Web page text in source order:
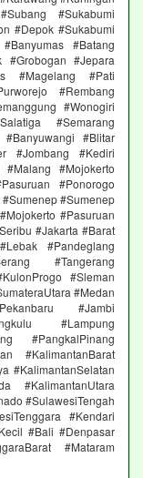
#Sukabumi
#Depok #Sukabumi
#Batang
#Jepara
#Magelang #Pati
#Rembang
#Wonogiri
#Semarang
#Blitar
#Jombang #Kediri
#Mojokerto
#Ponorogo
#Sumenep
#Pasuruan
#Jakarta #Barat
#Pandeglang
#Tangerang
#Sleman
#Medan
#Jambi
#Lampung
#PangkalPinang
#KalimantanBarat
#KalimantanSelatan
#KalimantanUtara
#SulawesiTengah
#Kendari
#Bali #Denpasar
#Mataram